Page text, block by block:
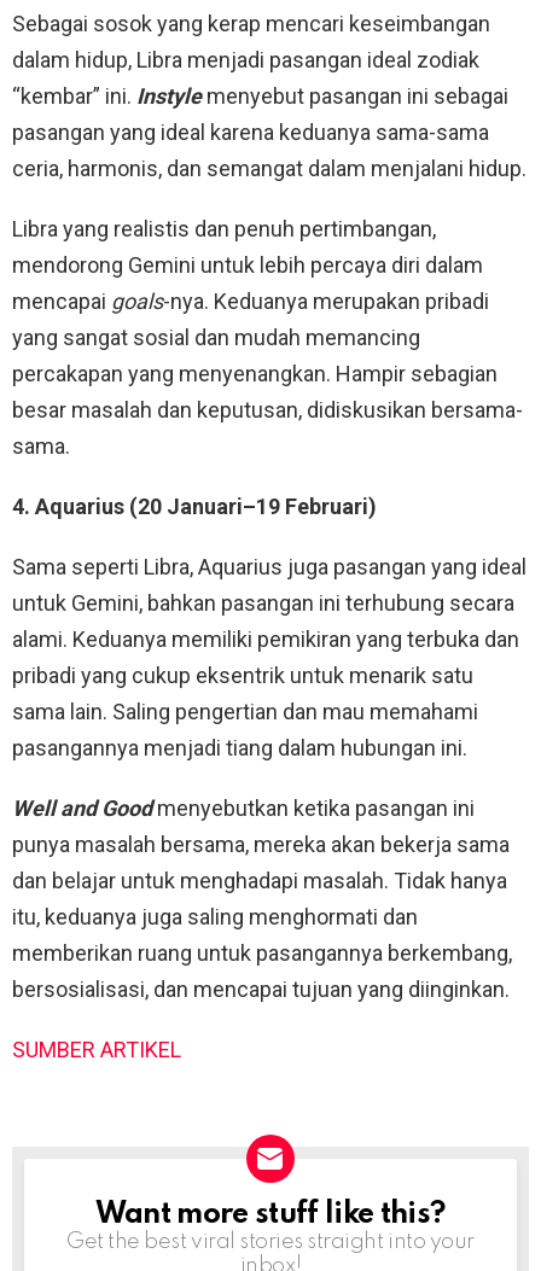
Sebagai sosok yang kerap mencari keseimbangan
dalam hidup, Libra menjadi pasangan ideal zodiak
“kembar” ini. Instyle menyebut pasangan ini sebagai
pasangan yang ideal karena keduanya sama-sama
ceria, harmonis, dan semangat dalam menjalani hidup.
Libra yang realistis dan penuh pertimbangan,
mendorong Gemini untuk lebih percaya diri dalam
mencapai goals-nya. Keduanya merupakan pribadi
yang sangat sosial dan mudah memancing
percakapan yang menyenangkan. Hampir sebagian
besar masalah dan keputusan, didiskusikan bersama-
sama.
4. Aquarius (20 Januari–19 Februari)
Sama seperti Libra, Aquarius juga pasangan yang ideal
untuk Gemini, bahkan pasangan ini terhubung secara
alami. Keduanya memiliki pemikiran yang terbuka dan
pribadi yang cukup eksentrik untuk menarik satu
sama lain. Saling pengertian dan mau memahami
pasangannya menjadi tiang dalam hubungan ini.
Well and Good menyebutkan ketika pasangan ini
punya masalah bersama, mereka akan bekerja sama
dan belajar untuk menghadapi masalah. Tidak hanya
itu, keduanya juga saling menghormati dan
memberikan ruang untuk pasangannya berkembang,
bersosialisasi, dan mencapai tujuan yang diinginkan.
SUMBER ARTIKEL
NEWSLETTER
Want more stuff like this?
Get the best viral stories straight into your
inbox!